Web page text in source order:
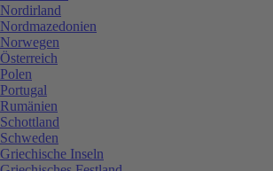
Nordirland
Nordmazedonien
Norwegen
Österreich
Polen
Portugal
Rumänien
Schottland
Schweden
Griechische Inseln